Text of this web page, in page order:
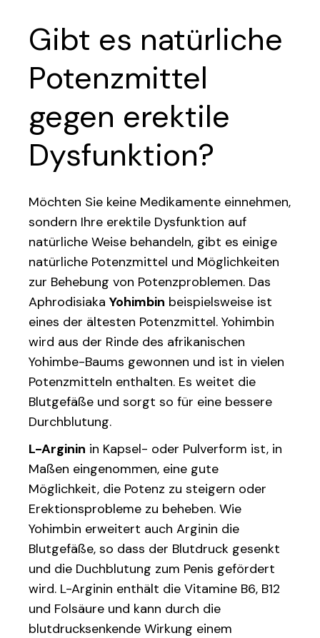
Gibt es natürliche
Potenzmittel
gegen erektile
Dysfunktion?
Möchten Sie keine Medikamente einnehmen,
sondern Ihre erektile Dysfunktion auf
natürliche Weise behandeln, gibt es einige
natürliche Potenzmittel und Möglichkeiten
zur Behebung von Potenzproblemen. Das
AphrodisiakaYohimbin beispielsweise ist
eines der ältesten Potenzmittel. Yohimbin
wird aus der Rinde des afrikanischen
Yohimbe-Baums gewonnen und ist in vielen
Potenzmitteln enthalten. Es weitet die
Blutgefäße und sorgt so für eine bessere
Durchblutung.
L-Arginin in Kapsel- oder Pulverform ist, in
Maßen eingenommen, eine gute
Möglichkeit, die Potenz zu steigern oder
Erektionsprobleme zu beheben. Wie
Yohimbin erweitert auch Arginin die
Blutgefäße, so dass der Blutdruck gesenkt
und die Duchblutung zum Penis gefördert
wird. L-Arginin enthält die Vitamine B6, B12
und Folsäure und kann durch die
blutdrucksenkende Wirkung einem